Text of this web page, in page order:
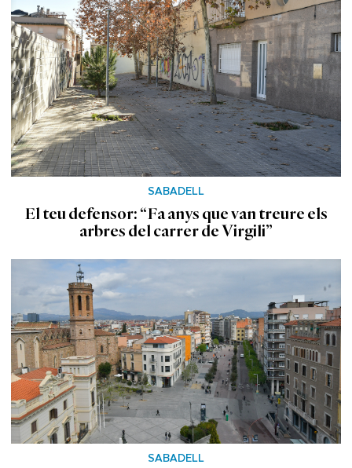
SABADELL
El teu defensor: “Fa anys que van treure els
arbres del carrer de Virgili”
SABADELL